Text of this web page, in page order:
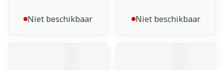
Niet beschikbaar Niet beschikbaar